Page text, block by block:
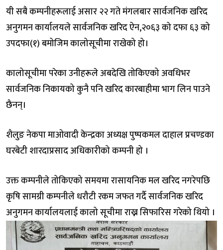
यी सबै कम्पनीहरूलाई असार २२ गते मंगलबार सार्वजनिक खरिद
अनुगमन कार्यालयले सार्वजनिक खरिद ऐन,२०६३ को दफा ६३ को
उपदफा(१) बमोजिम कालोसूचीमा राखेको हो।
कालोसूचीमा परेका उनीहरूले अबदेखि तोकिएको अवधिभर
सार्वजनिक निकायको कुनै पनि खरिद कारबाहीमा भाग लिन पाउने
छैनन्।
शैलुङ नेकपा माओवादी केन्द्रका अध्यक्ष पुष्पकमल दाहाल प्रचण्डका
घरबेटी शारदाप्रसाद अधिकारीको कम्पनी हो ।
उक्त कम्पनीले तोकिएको समयमा रासायनिक मल खरिद नगरेपछि
कृषि सामग्री कम्पनीले धरौटी रकम जफत गर्दै सार्वजनिक खरिद
अनुगमन कार्यालयलाई कालो सूचीमा राख्न सिफारिस गरेको थियो ।